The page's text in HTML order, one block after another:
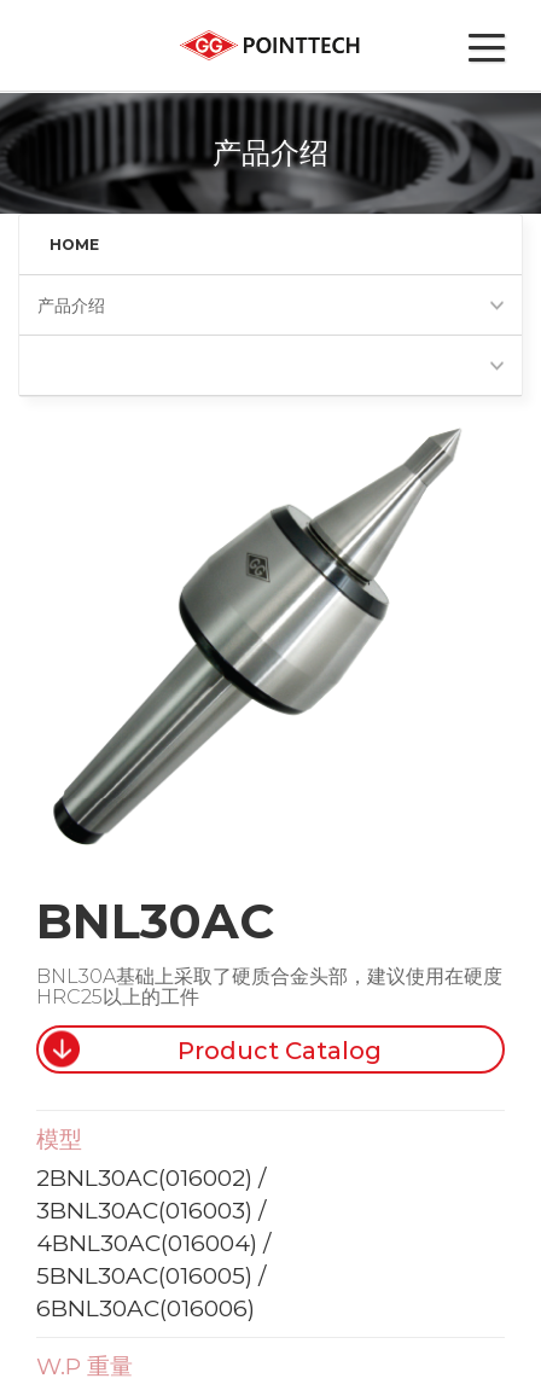
产品介绍
HOME
产品介绍
高速回转顶尖(BN)
BNL30AC
BNL30A基础上采取了硬质合金头部，建议使用在硬度
HRC25以上的工件
Product Catalog
模型
2BNL30AC(016002) /
3BNL30AC(016003) /
4BNL30AC(016004) /
5BNL30AC(016005) /
6BNL30AC(016006)
W.P 重量